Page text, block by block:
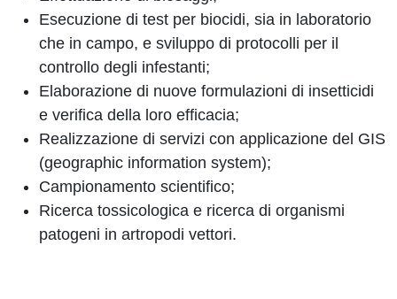
Esecuzione di test per biocidi, sia in laboratorio
che in campo, e sviluppo di protocolli per il
controllo degli infestanti;
Elaborazione di nuove formulazioni di insetticidi
e verifica della loro efficacia;
Realizzazione di servizi con applicazione del GIS
(geographic information system);
Campionamento scientifico;
Ricerca tossicologica e ricerca di organismi
patogeni in artropodi vettori.